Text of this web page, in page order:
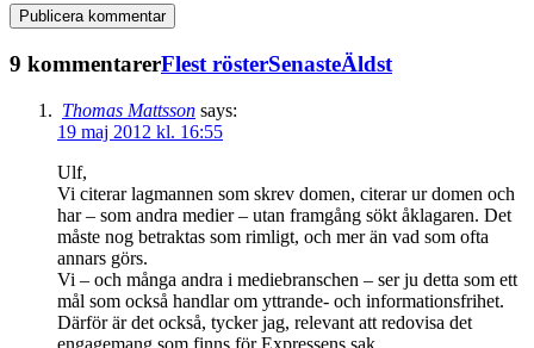
9 kommentarerFlest rösterSenasteÄldst
Thomas Mattsson says:
19 maj 2012 kl. 16:55
Ulf,
Vi citerar lagmannen som skrev domen, citerar ur domen och
har – som andra medier – utan framgång sökt åklagaren. Det
måste nog betraktas som rimligt, och mer än vad som ofta
annars görs.
Vi – och många andra i mediebranschen – ser ju detta som ett
mål som också handlar om yttrande- och informationsfrihet.
Därför är det också, tycker jag, relevant att redovisa det
engagemang som finns för Expressens sak.